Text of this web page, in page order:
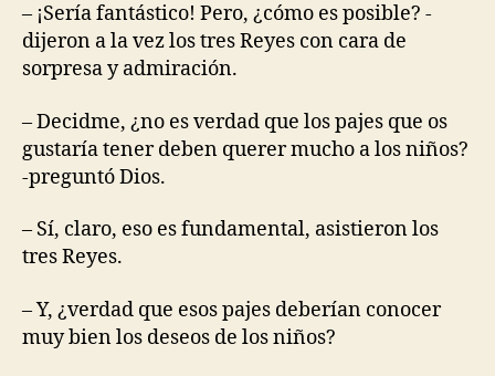
– ¡Sería fantástico! Pero, ¿cómo es posible? -
dijeron a la vez los tres Reyes con cara de
sorpresa y admiración.
– Decidme, ¿no es verdad que los pajes que os
gustaría tener deben querer mucho a los niños?
-preguntó Dios.
– Sí, claro, eso es fundamental, asistieron los
tres Reyes.
– Y, ¿verdad que esos pajes deberían conocer
muy bien los deseos de los niños?